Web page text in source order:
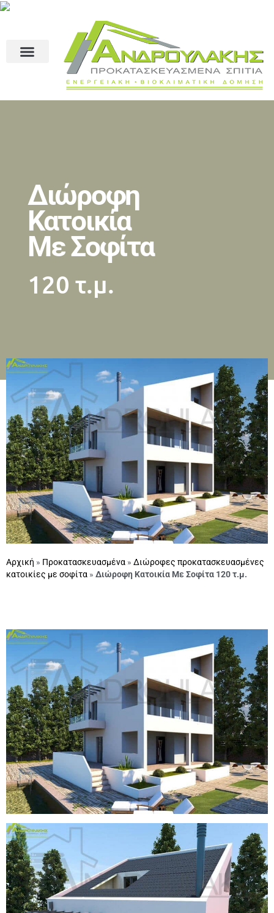
Διώροφη
Κατοικία
Με Σοφίτα
120 τ.μ.
Αρχική » Προκατασκευασμένα » Διώροφες προκατασκευασμένες
κατοικίες με σοφίτα » Διώροφη Κατοικία Με Σοφίτα 120 τ.μ.